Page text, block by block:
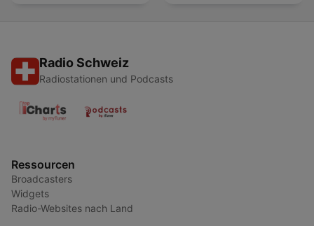
Radio Schweiz
Radiostationen und Podcasts
Ressourcen
Broadcasters
Widgets
Radio-Websites nach Land